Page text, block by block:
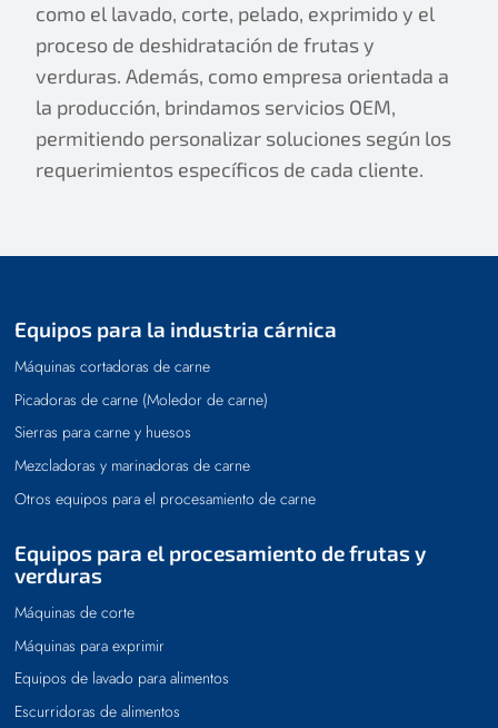
como el lavado, corte, pelado, exprimido y el
proceso de deshidratación de frutas y
verduras. Además, como empresa orientada a
la producción, brindamos servicios OEM,
permitiendo personalizar soluciones según los
requerimientos específicos de cada cliente.
Equipos para la industria cárnica
Máquinas cortadoras de carne
Picadoras de carne (Moledor de carne)
Sierras para carne y huesos
Mezcladoras y marinadoras de carne
Otros equipos para el procesamiento de carne
Equipos para el procesamiento de frutas y
verduras
Máquinas de corte
Máquinas para exprimir
Equipos de lavado para alimentos
Escurridoras de alimentos